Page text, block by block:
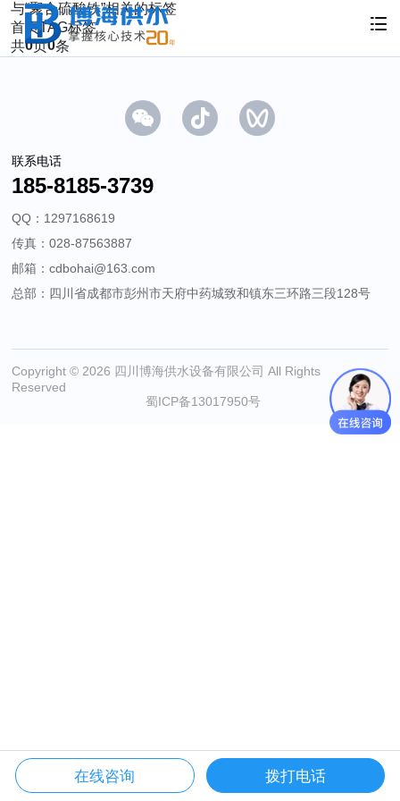
与“聚合硫酸铁”相关的标签
首页TAG标签
共0页0条
联系电话
185-8185-3739
QQ：1297168619
传真：028-87563887
邮箱：cdbohai@163.com
总部：四川省成都市彭州市天府中药城致和镇东三环路三段128号
Copyright © 2026 四川博海供水设备有限公司 All Rights
Reserved
蜀ICP备13017950号
在线咨询 拨打电话